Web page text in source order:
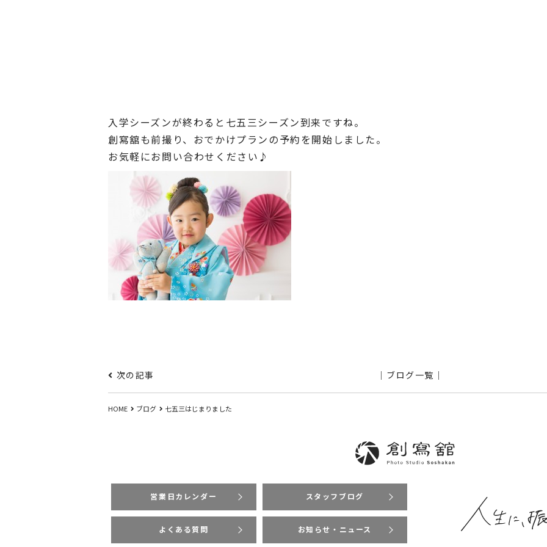
入学シーズンが終わると七五三シーズン到来ですね。
創寫舘も前撮り、おでかけプランの予約を開始しました。
お気軽にお問い合わせください♪
次の記事 ｜ブログ一覧｜
HOME ブログ 七五三はじまりました
営業日カレンダー
よくある質問
スタッフブログ
お知らせ・ニュース